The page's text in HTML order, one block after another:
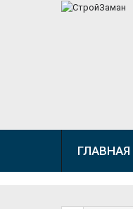
ГЛАВНАЯ